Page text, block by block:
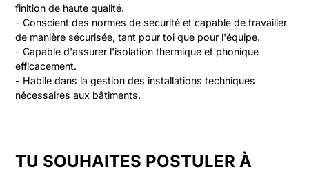
finition de haute qualité.
- Conscient des normes de sécurité et capable de travailler
de manière sécurisée, tant pour toi que pour l'équipe.
- Capable d'assurer l'isolation thermique et phonique
efficacement.
- Habile dans la gestion des installations techniques
nécessaires aux bâtiments.
TU SOUHAITES POSTULER À